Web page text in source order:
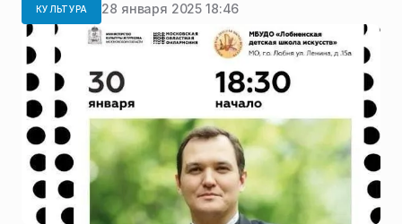
КУЛЬТУРА 28 января 2025 18:46